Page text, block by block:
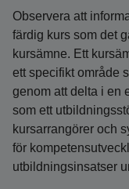
Observera att
färdig kurs som det
kursämne. Ett
ett specifikt område
genom att delta i en
som ett
kursarrangörer och
för
utbildningsinsatser